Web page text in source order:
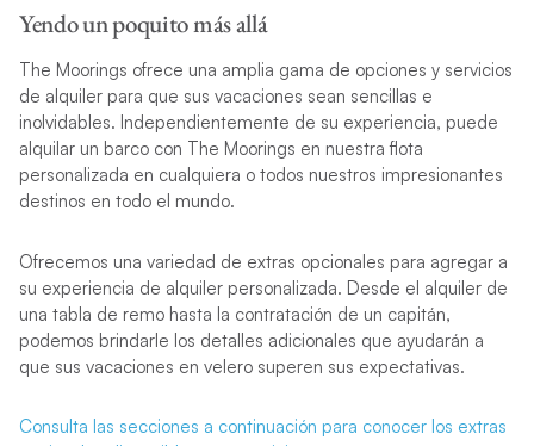
Yendo un poquito más allá
The Moorings ofrece una amplia gama de opciones y servicios
de alquiler para que sus vacaciones sean sencillas e
inolvidables. Independientemente de su experiencia, puede
alquilar un barco con The Moorings en nuestra flota
personalizada en cualquiera o todos nuestros impresionantes
destinos en todo el mundo.
Ofrecemos una variedad de extras opcionales para agregar a
su experiencia de alquiler personalizada. Desde el alquiler de
una tabla de remo hasta la contratación de un capitán,
podemos brindarle los detalles adicionales que ayudarán a
que sus vacaciones en velero superen sus expectativas.
Consulta las secciones a continuación para conocer los extras